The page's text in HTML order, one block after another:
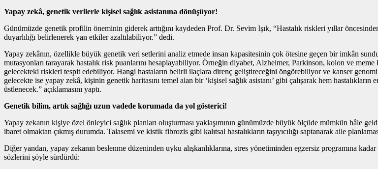
Yapay zekâ, genetik verilerle kişisel sağlık asistanına dönüşüyor!
Günümüzde genetik profilin öneminin giderek arttığını kaydeden Prof. Dr. Sevim Işık, “Hastalık riskleri yıllar
duyarlılığı belirlenerek yan etkiler azaltılabiliyor.” dedi.
Yapay zekânın, özellikle büyük genetik veri setlerini analiz etmede insan kapasitesinin çok ötesine geçen bir imkân
mutasyonları tarayarak hastalık risk puanlarını hesaplayabiliyor. Örneğin diyabet, Alzheimer, Parkinson, kolon ve
gelecekteki riskleri tespit edebiliyor. Hangi hastaların belirli ilaçlara direnç geliştireceğini öngörebiliyor ve kanser
gelecekte ise yapay zekâ, kişinin genetik haritasını temel alan bir ‘kişisel sağlık asistanı’ gibi çalışarak hem
üstlenecek.” açıklamasını yaptı.
Genetik bilim, artık sağlığı uzun vadede korumada da yol gösterici!
Yapay zekanın kişiye özel önleyici sağlık planları oluşturması yaklaşımının günümüzde büyük ölçüde mümkün hâle
ibaret olmaktan çıkmış durumda. Talasemi ve kistik fibrozis gibi kalıtsal hastalıkların taşıyıcılığı saptanarak aile
Diğer yandan, yapay zekanın beslenme düzeninden uyku alışkanlıklarına, stres yönetiminden egzersiz programına
sözlerini şöyle sürdürdü: